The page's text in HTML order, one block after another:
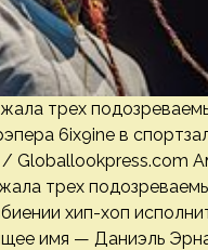
трех
6ix9ine в
Globallookpress.com
трех
хип-хоп
имя — Даниэль